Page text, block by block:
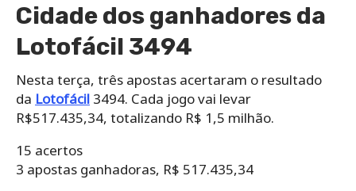
Cidade dos ganhadores da
Lotofácil 3494
Nesta terça, três apostas acertaram o resultado
da Lotofácil 3494. Cada jogo vai levar
R$517.435,34, totalizando R$ 1,5 milhão.
15 acertos
3 apostas ganhadoras, R$ 517.435,34